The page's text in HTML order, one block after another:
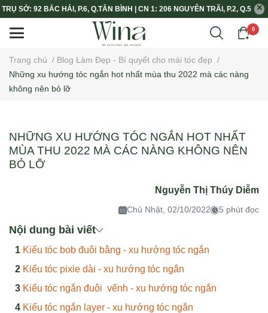
TRỤ SỞ: 92 BẮC HẢI, P.6, Q.TÂN BÌNH | CN 1: 206 NGUYỄN TRÃI, P.2, Q.5
0
Trang chủ / Blog Làm Đẹp - Bí quyết cho mái tóc đẹp /
Những xu hướng tóc ngắn hot nhất mùa thu 2022 mà các nàng
không nên bỏ lỡ
NHỮNG XU HƯỚNG TÓC NGẮN HOT NHẤT
MÙA THU 2022 MÀ CÁC NÀNG KHÔNG NÊN
BỎ LỠ
Nguyễn Thị Thúy Diễm
Chủ Nhật, 02/10/2022 5 phút đọc
Nội dung bài viết
Kiểu tóc bob đuôi bằng - xu hướng tóc ngắn
Kiểu tóc pixie dài - xu hướng tóc ngắn
Kiểu tóc ngắn đuôi vểnh - xu hướng tóc ngắn
Kiểu tóc ngắn layer - xu hướng tóc ngắn